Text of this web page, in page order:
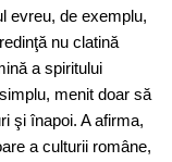
evreu, de exemplu,
nu clatină
a spiritului
menit doar să
şi înapoi. A afirma,
a culturii române,